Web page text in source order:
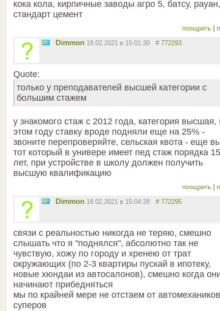
кока кола, кирпичные заводы агро 5, батсу, рауан,
стандарт цемент
поощрить
Dimmon 18.02.2021 в 15:01:30 # 772293
Quote:
только у преподавателей высшей категории с
большим стажем
у знакомого стаж с 2012 года, категория высшая,
этом году ставку вроде подняли еще на 25% -
звоните перепроверяйте, сельская квота - еще
тот который в универе имеет пед стаж порядка 15
лет, при устройстве в школу должен получить
высшую квалификацию
поощрить
Dimmon 18.02.2021 в 15:04:28 # 772295
связи с реальностью никогда не теряю, смешно
слышать что я "поднялся", абсолютно так не
чувствую, хожу по городу и хренею от трат
окружающих (по 2-3 квартиры пускай в ипотеку,
новые хюндаи из автосалонов), смешно когда
начинают прибедняться
мы по крайней мере не отстаем от
суперов